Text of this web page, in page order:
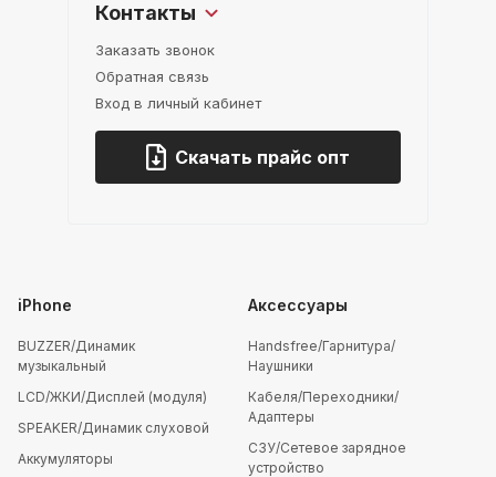
iPhone
BUZZER/Динамик
музыкальный
LCD/ЖКИ/Дисплей (модуля)
SPEAKER/Динамик слуховой
Аккумуляторы
Аксессуары
Handsfree/Гарнитура/
Наушники
Кабеля/Переходники/
Адаптеры
СЗУ/Сетевое зарядное
устройство
Контакты
Заказать звонок
Обратная связь
Вход в личный кабинет
Скачать прайс опт